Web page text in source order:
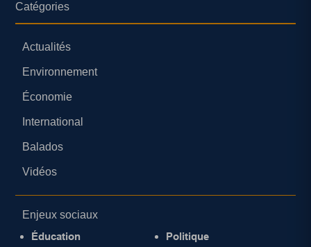
Catégories
Actualités
Environnement
Économie
International
Balados
Vidéos
Enjeux sociaux
Éducation
Politique